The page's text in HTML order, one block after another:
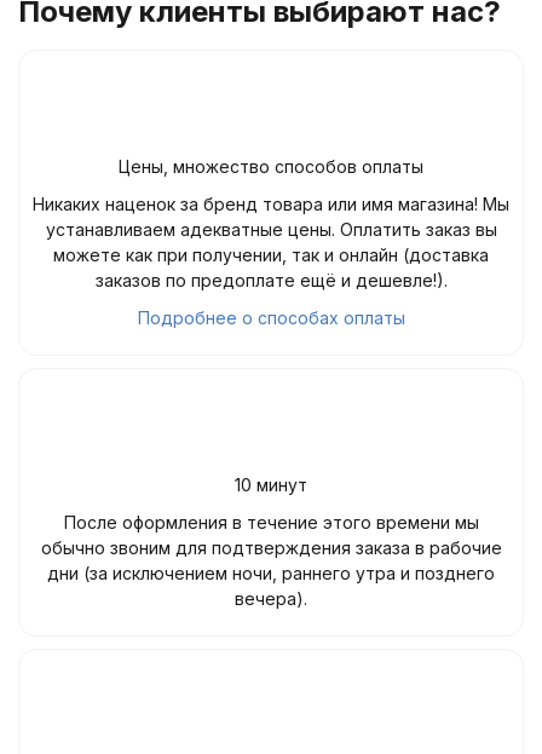
Почему клиенты выбирают нас?
Цены, множество способов оплаты
Никаких наценок за бренд товара или имя магазина! Мы
устанавливаем адекватные цены. Оплатить заказ вы
можете как при получении, так и онлайн (доставка
заказов по предоплате ещё и дешевле!).
Подробнее о способах оплаты
10 минут
После оформления в течение этого времени мы
обычно звоним для подтверждения заказа в рабочие
дни (за исключением ночи, раннего утра и позднего
вечера).